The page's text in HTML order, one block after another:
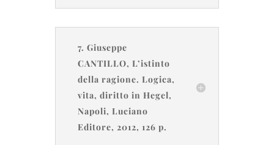
7. Giuseppe
CANTILLO, L’istinto
della ragione. Logica,
vita, diritto in Hegel,
Napoli, Luciano
Editore, 2012, 126 p.